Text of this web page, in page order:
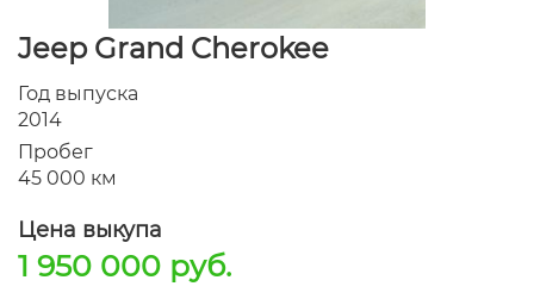
Jeep Grand Cherokee
Год выпуска
2014
Пробег
45 000 км
Цена выкупа
1 950 000 руб.